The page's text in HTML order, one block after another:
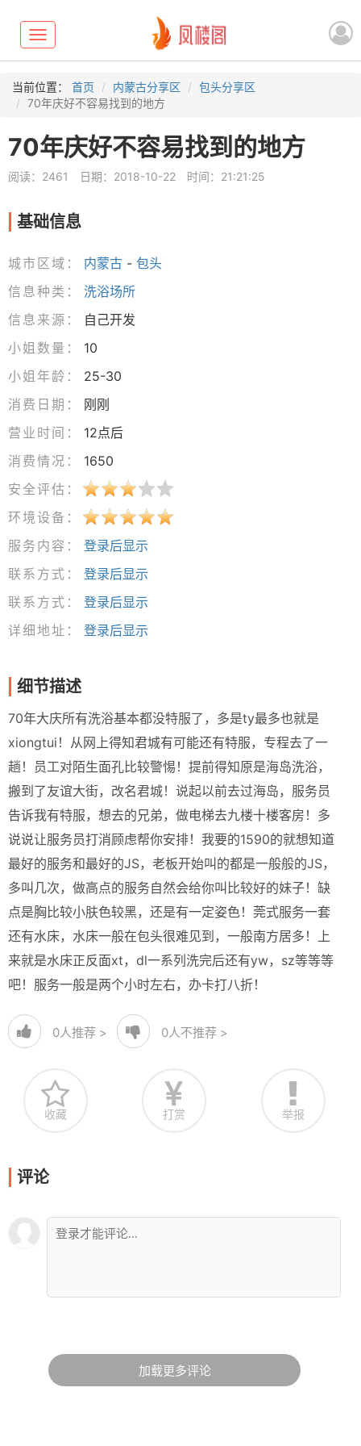
Toggle
navigation
当前位置： 首页 内蒙古分享区
包头分享区
70年庆好不容易找到的地方
70年庆好不容易找到的地方
阅读：2461 日期：2018-10-22 时间：21:21:25
基础信息
城市区域： 内蒙古 - 包头
信息种类：
洗浴场所
信息来源：
自己开发
小姐数量：
10
小姐年龄：
25-30
消费日期：
刚刚
营业时间：
12点后
消费情况：
1650
安全评估：
环境设备：
服务内容：
登录后显示
联系方式：
登录后显示
联系方式：
登录后显示
详细地址：
登录后显示
细节描述
70年大庆所有洗浴基本都没特服了，多是ty最多也就是
xiongtui！从网上得知君城有可能还有特服，专程去了一
趟！员工对陌生面孔比较警惕！提前得知原是海岛洗浴，
搬到了友谊大街，改名君城！说起以前去过海岛，服务员
告诉我有特服，想去的兄弟，做电梯去九楼十楼客房！多
说说让服务员打消顾虑帮你安排！我要的1590的就想知道
最好的服务和最好的JS，老板开始叫的都是一般般的JS，
多叫几次，做高点的服务自然会给你叫比较好的妹子！缺
点是胸比较小肤色较黑，还是有一定姿色！莞式服务一套
还有水床，水床一般在包头很难见到，一般南方居多！上
来就是水床正反面xt，dl一系列洗完后还有yw，sz等等等
吧！服务一般是两个小时左右，办卡打八折！
0人推荐 > 0人不推荐 >
收藏 打赏 举报
评论
加载更多评论